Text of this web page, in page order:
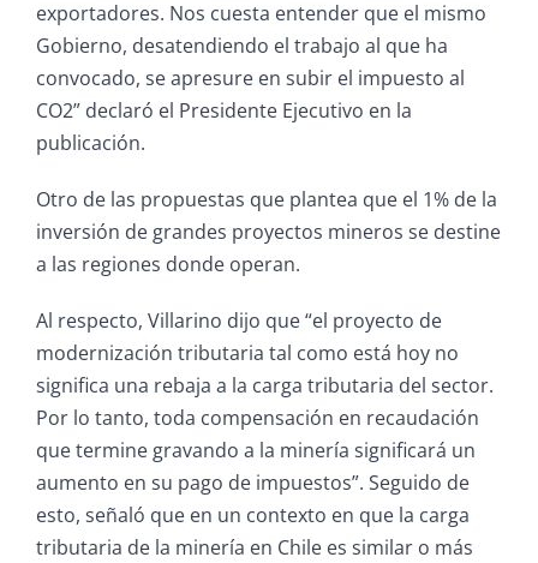
exportadores. Nos cuesta entender que el mismo
Gobierno, desatendiendo el trabajo al que ha
convocado, se apresure en subir el impuesto al
CO2” declaró el Presidente Ejecutivo en la
publicación.
Otro de las propuestas que plantea que el 1% de la
inversión de grandes proyectos mineros se destine
a las regiones donde operan.
Al respecto, Villarino dijo que “el proyecto de
modernización tributaria tal como está hoy no
significa una rebaja a la carga tributaria del sector.
Por lo tanto, toda compensación en recaudación
que termine gravando a la minería significará un
aumento en su pago de impuestos”. Seguido de
esto, señaló que en un contexto en que la carga
tributaria de la minería en Chile es similar o más